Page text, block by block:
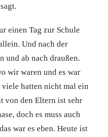
einen Tag zur Schule
Und nach der
und ab nach draußen.
wir waren und es war
hatten nicht mal ein
von den Eltern ist sehr
doch es muss auch
war es eben. Heute ist